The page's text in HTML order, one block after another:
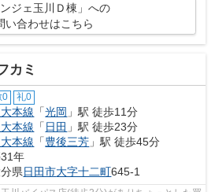
ンジェ玉川Ｄ棟」への
い合わせはこちら
カミ
0 礼0
本線 「光岡 」駅 徒歩11分
本線 「 日田 」駅 徒歩23分
本線 「豊後三芳 」駅 徒歩45分
年
県日田市大字十二町645-1